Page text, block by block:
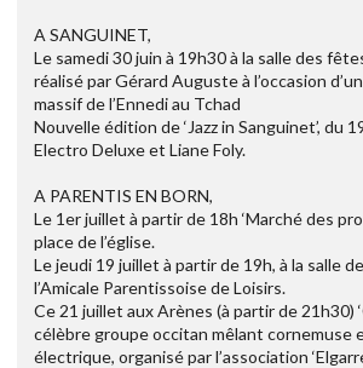
A SANGUINET,
Le samedi 30 juin à 19h30 à la salle des
réalisé par Gérard Auguste à l’occasion
massif de l’Ennedi au Tchad
Nouvelle édition de ‘Jazz in Sanguinet’, du
Electro Deluxe et Liane Foly.
A PARENTIS EN BORN,
Le 1er juillet à partir de 18h ‘Marché des
place de l’église.
Le jeudi 19 juillet à partir de 19h, à la salle
l’Amicale Parentissoise de Loisirs.
Ce 21 juillet aux Arènes (à partir de 21h30)
célèbre groupe occitan mêlant cornemuse
électrique, organisé par l’association